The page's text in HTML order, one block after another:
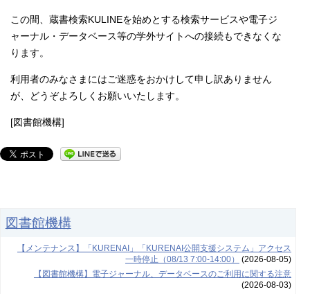
この間、蔵書検索KULINEを始めとする検索サービスや電子ジ
ャーナル・データベース等の学外サイトへの接続もできなくな
ります。
利用者のみなさまにはご迷惑をおかけして申し訳ありません
が、どうぞよろしくお願いいたします。
[図書館機構]
図書館機構
【メンテナンス】「KURENAI」「KURENAI公開支援システム」アクセス
一時停止（08/13 7:00-14:00）
(2026-08-05)
【図書館機構】電子ジャーナル、データベースのご利用に関する注意
(2026-08-03)